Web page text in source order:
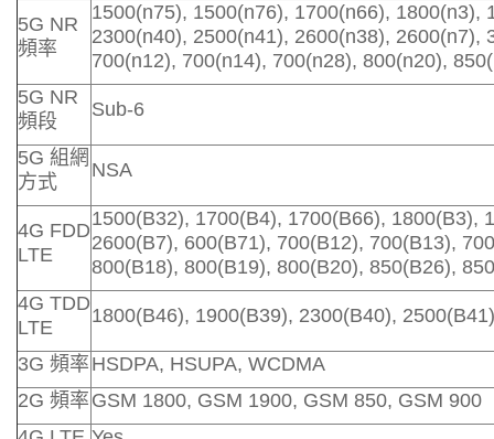
5G NR
頻率
1500(n75), 1500(n76), 1700(n66),
2300(n40), 2500(n41), 2600(n38),
700(n12), 700(n14), 700(n28), 800(n20),
5G NR
頻段
Sub-6
5G 組網
方式
NSA
4G FDD
LTE
1500(B32), 1700(B4), 1700(B66), 1800(B3),
2600(B7), 600(B71), 700(B12), 700(B13),
800(B18), 800(B19), 800(B20), 850(B26),
4G TDD
LTE
1800(B46), 1900(B39), 2300(B40),
3G 頻率 HSDPA, HSUPA, WCDMA
2G 頻率 GSM 1800, GSM 1900, GSM 850, GSM 900